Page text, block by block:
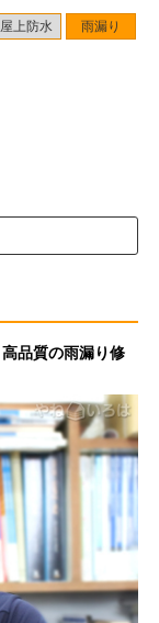
屋上防水 雨漏り
品質の雨漏り修